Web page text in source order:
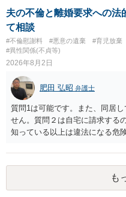
す。 ④性交類似行為を認めてい
あれば，本人（行政書士でも同
り変わらないように思います。
もよいように思いますが，ゼロ
しかなくなるようにも思います
談して進めることを検討した方
実です。
夫の不倫と離婚要求への法
て相談
#不倫慰謝料 #悪意の遺棄 #育児放棄
#異性関係(不貞等)
2026年8月2日
肥田 弘昭 弁護士
質問1は可能です。また、同居
せん。質問２は自宅に請求する
知っている以上は違法になる危
かと思います。有責配偶者です
に訴訟されても法的に成立しま
い、相続権が発生します。合意
することはできません。質問６
も